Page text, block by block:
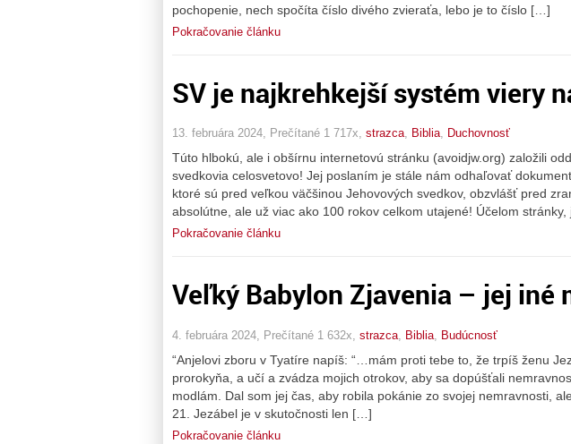
pochopenie, nech spočíta číslo divého zvieraťa, lebo je to číslo […]
Pokračovanie článku
SV je najkrehkejší systém viery
13. februára 2024, Prečítané 1 717x, strazca, Biblia, Duchovnosť
Túto hlbokú, ale i obšírnu internetovú stránku (avoidjw.org) založili
svedkovia celosvetovo! Jej poslaním je stále nám odhaľovať
ktoré sú pred veľkou väčšinou Jehovových svedkov, obzvlášť pred
absolútne, ale už viac ako 100 rokov celkom utajené! Účelom
Pokračovanie článku
Veľký Babylon Zjavenia – jej iné
4. februára 2024, Prečítané 1 632x, strazca Biblia Budúcnosť
“Anjelovi zboru v Tyatíre napíš: “…mám proti tebe to, že trpíš ženu
prorokyňa, a učí a zvádza mojich otrokov, aby sa dopúšťali
modlám. Dal som jej čas, aby robila pokánie zo svojej nemravnosti,
21. Jezábel je v skutočnosti len […]
Pokračovanie článku